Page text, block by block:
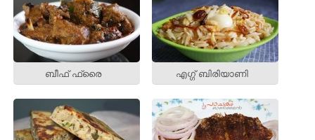
ബീഫ് ഫ്രൈ എഗ്ഗ് ബിരിയാണി